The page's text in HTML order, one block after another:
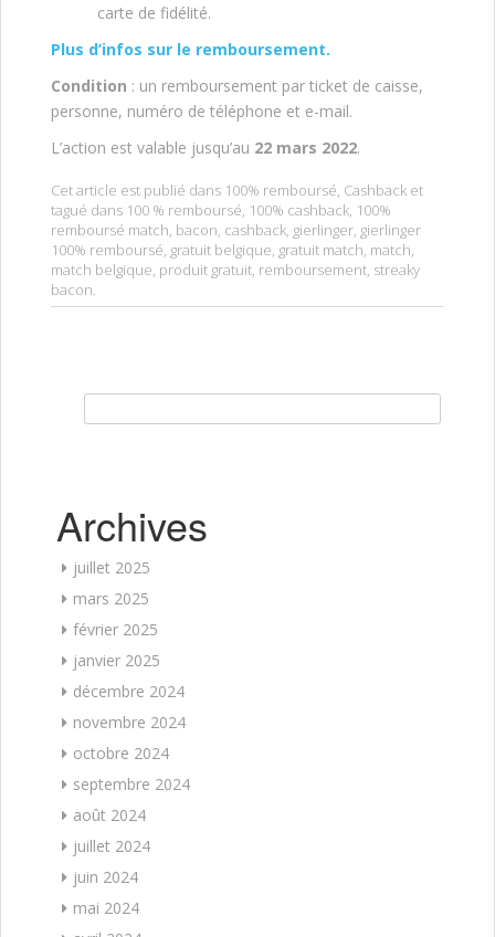
carte de fidélité.
Plus d’infos sur le remboursement.
Condition : un remboursement par ticket de caisse,
personne, numéro de téléphone et e-mail.
L’action est valable jusqu’au 22 mars 2022.
Cet article est publié dans 100% remboursé, Cashback et
tagué dans 100 % remboursé, 100% cashback, 100%
remboursé match, bacon, cashback, gierlinger, gierlinger
100% remboursé, gratuit belgique, gratuit match, match,
match belgique, produit gratuit, remboursement, streaky
bacon.
Archives
juillet 2025
mars 2025
février 2025
janvier 2025
décembre 2024
novembre 2024
octobre 2024
septembre 2024
août 2024
juillet 2024
juin 2024
mai 2024